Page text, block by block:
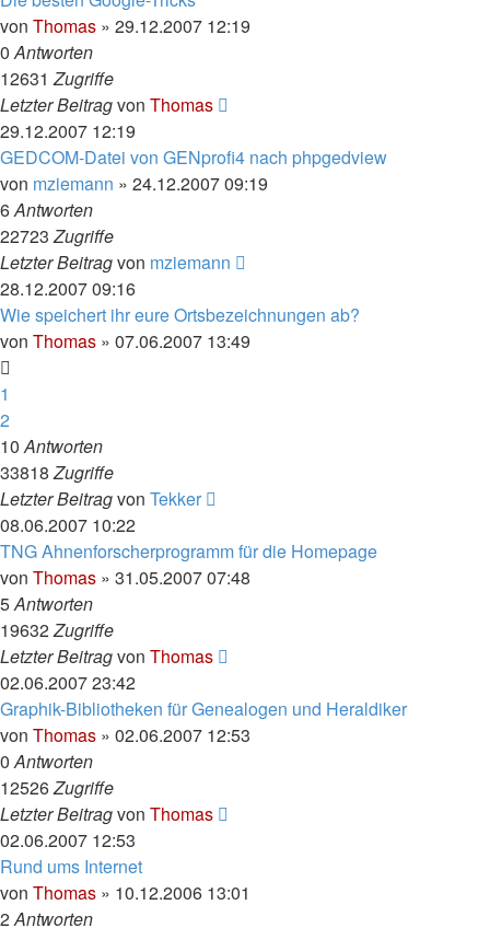
von Thomas » 29.12.2007 12:19
0Antworten
12631Zugriffe
Letzter Beitragvon Thomas
29.12.2007 12:19
GEDCOM-Datei von GENprofi4 nach phpgedview
von mziemann » 24.12.2007 09:19
6Antworten
22723Zugriffe
Letzter Beitragvon mziemann
28.12.2007 09:16
Wie speichert ihr eure Ortsbezeichnungen ab?
von Thomas » 07.06.2007 13:49
1
2
10Antworten
33818Zugriffe
Letzter Beitragvon Tekker
08.06.2007 10:22
TNG Ahnenforscherprogramm für die Homepage
von Thomas » 31.05.2007 07:48
5Antworten
19632Zugriffe
Letzter Beitragvon Thomas
02.06.2007 23:42
Graphik-Bibliotheken für Genealogen und Heraldiker
von Thomas » 02.06.2007 12:53
0Antworten
12526Zugriffe
Letzter Beitragvon Thomas
02.06.2007 12:53
Rund ums Internet
von Thomas » 10.12.2006 13:01
2Antworten